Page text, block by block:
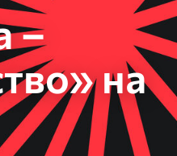
–
на